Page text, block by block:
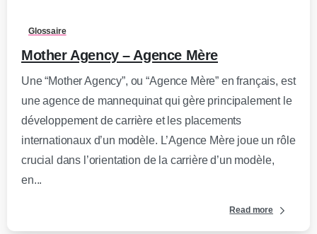
Glossaire
Mother Agency – Agence Mère
Une “Mother Agency”, ou “Agence Mère” en français, est
une agence de mannequinat qui gère principalement le
développement de carrière et les placements
internationaux d’un modèle. L’Agence Mère joue un rôle
crucial dans l’orientation de la carrière d’un modèle,
en...
Read more